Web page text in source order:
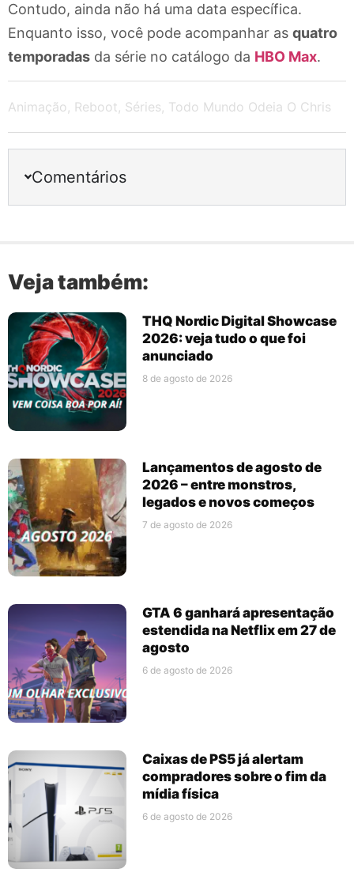
Contudo, ainda não há uma data específica.
Enquanto isso, você pode acompanhar as quatro
temporadas da série no catálogo da HBO Max.
Animação Reboot Séries Todo Mundo Odeia O Chris
Comentários
Veja também:
THQ Nordic Digital Showcase
2026: veja tudo o que foi
anunciado
8 de agosto de 2026
Lançamentos de agosto de
2026 – entre monstros,
legados e novos começos
7 de agosto de 2026
GTA 6 ganhará apresentação
estendida na Netflix em 27 de
agosto
6 de agosto de 2026
Caixas de PS5 já alertam
compradores sobre o fim da
mídia física
6 de agosto de 2026